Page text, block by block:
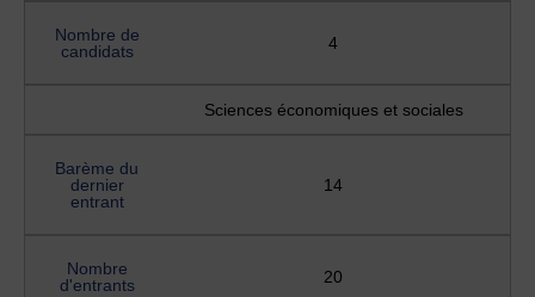
Nombre de
candidats
4
Sciences économiques et sociales
Barème du
dernier
entrant
14
Nombre
d'entrants
20